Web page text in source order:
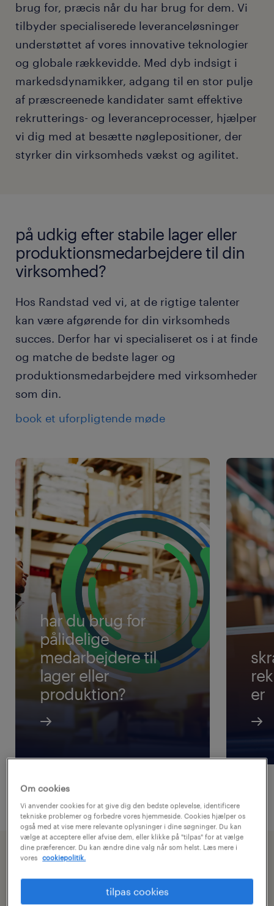
brug for, præcis når du har brug for dem. Vi
tilbyder specialiserede leveranceløsninger
understøttet af vores innovative teknologier
og globale rækkevidde. Med dyb indsigt i
markedsdynamikker, adgang til en stor pulje
af præscreenede kandidater samt effektive
rekrutterings- og leveranceprocesser, hjælper
vi dig med at besætte nøglepositioner, der
styrker din virksomheds vækst og agilitet.
på udkig efter stabile lager eller
produktionsmedarbejdere til din
virksomhed?
Hos Randstad ved vi, at de rigtige talenter
kan være afgørende for din virksomheds
succes. Derfor har vi specialiseret os i at finde
og matche de bedste lager og
produktionsmedarbejdere med virksomheder
som din.
book et uforpligtende møde
har du brug for
pålidelige
medarbejdere til
lager eller
produktion?
er
virksomheder inden for lager og
Om cookies
Vi anvender cookies for at give dig den bedste oplevelse, identificere
tekniske problemer og forbedre vores hjemmeside. Cookies hjælper os
også med at vise mere relevante oplysninger i dine søgninger. Du kan
vælge at acceptere eller afvise dem, eller klikke på "tilpas" for at vælge
dine præferencer. Du kan ændre dine valg når som helst. Læs mere i
vores
cookiepolitik.
tilpas cookies